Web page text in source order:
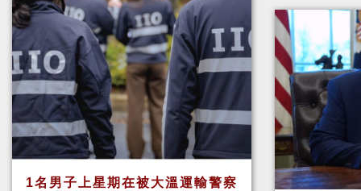
1名男子上星期在被大溫運輸警察